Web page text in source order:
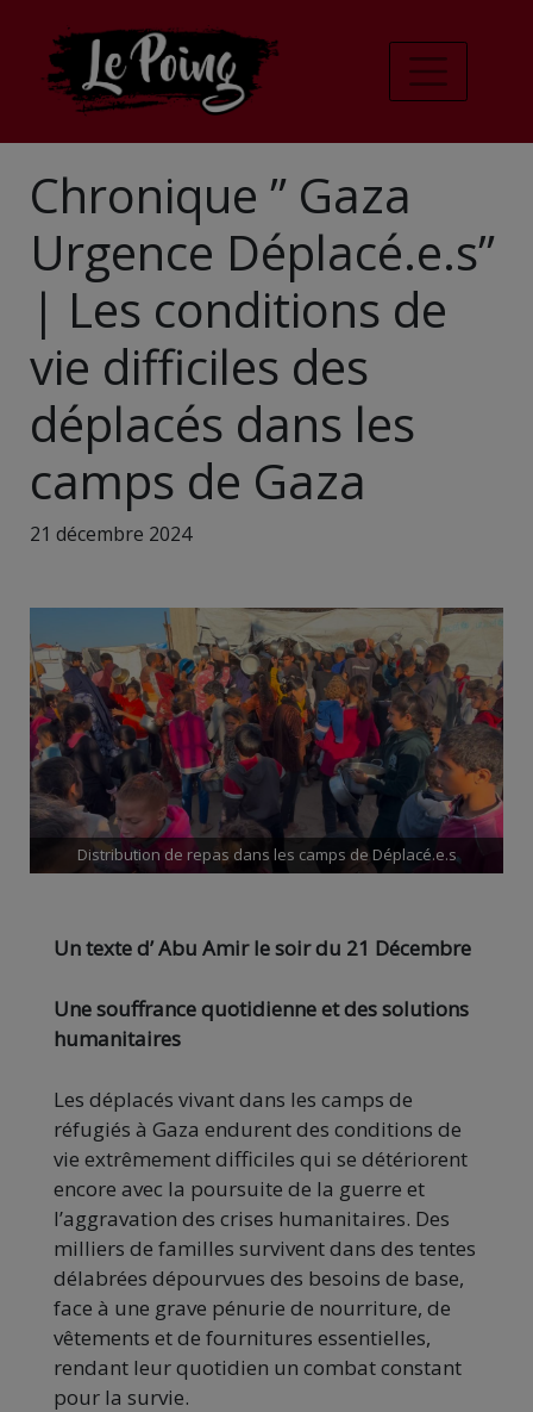
Chronique ” Gaza
Urgence Déplacé.e.s”
| Les conditions de
vie difficiles des
déplacés dans les
camps de Gaza
21 décembre 2024
Distribution de repas dans les camps de Déplacé.e.s
Un texte d’ Abu Amir le soir du 21 Décembre
Une souffrance quotidienne et des solutions
humanitaires
Les déplacés vivant dans les camps de
réfugiés à Gaza endurent des conditions de
vie extrêmement difficiles qui se détériorent
encore avec la poursuite de la guerre et
l’aggravation des crises humanitaires. Des
milliers de familles survivent dans des tentes
délabrées dépourvues des besoins de base,
face à une grave pénurie de nourriture, de
vêtements et de fournitures essentielles,
rendant leur quotidien un combat constant
pour la survie.